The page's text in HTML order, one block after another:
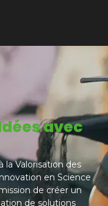
avec
Valorisation des
en Science
de créer un
de solutions